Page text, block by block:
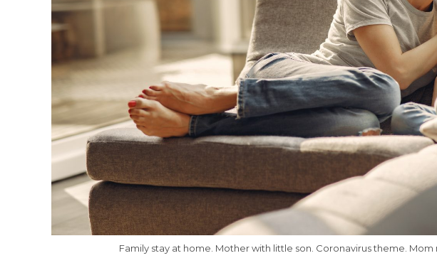
Family stay at home. Mother with little son. Coronavirus theme.